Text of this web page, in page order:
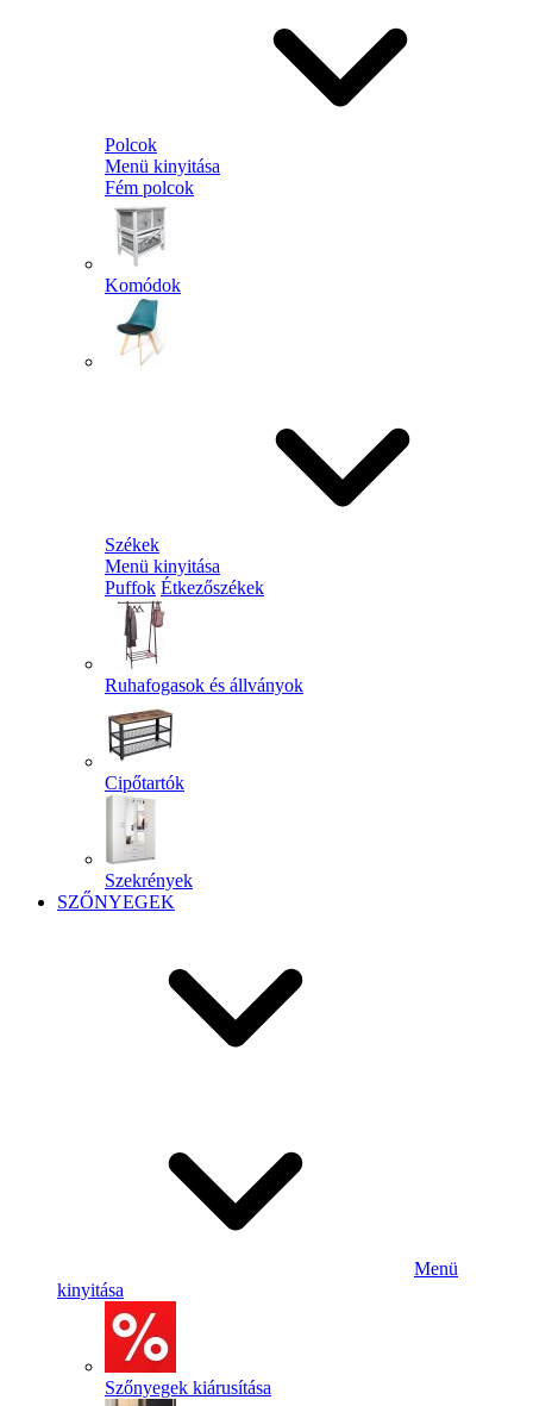
Polcok
Menü kinyitása
Fém polcok
Komódok
Székek
Menü kinyitása
Puffok Étkezőszékek
Ruhafogasok és állványok
Cipőtartók
Szekrények
SZŐNYEGEK
Menü
kinyitása
Szőnyegek kiárusítása